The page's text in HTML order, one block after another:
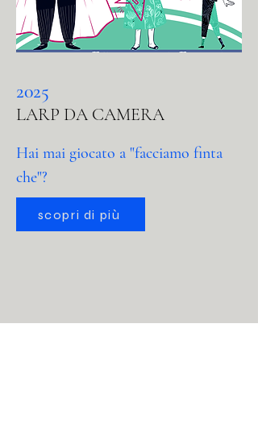
2025
LARP DA CAMERA
Hai mai giocato a "facciamo finta
che"?
scopri di più